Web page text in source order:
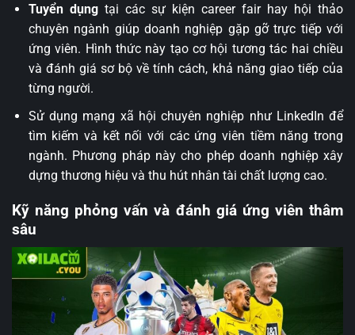
Tuyển dụngtại các sự kiện career fair hay hội thảo
chuyên ngành giúp doanh nghiệp gặp gỡ trực tiếp với
ứng viên. Hình thức này tạo cơ hội tương tác hai chiều
và đánh giá sơ bộ về tính cách, khả năng giao tiếp của
từng người.
Sử dụng mạng xã hội chuyên nghiệp như LinkedIn để
tìm kiếm và kết nối với các ứng viên tiềm năng trong
ngành. Phương pháp này cho phép doanh nghiệp xây
dựng thương hiệu và thu hút nhân tài chất lượng cao.
Kỹ năng phỏng vấn và đánh giá ứng viên thâm
sâu